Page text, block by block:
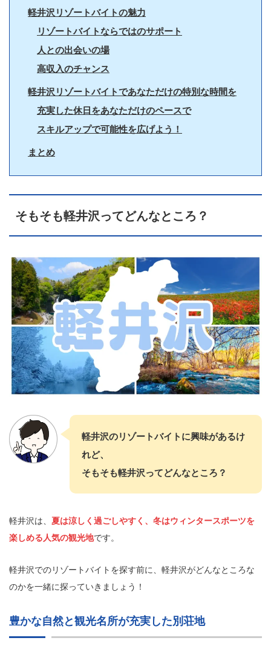
軽井沢リゾートバイトの魅力
リゾートバイトならではのサポート
人との出会いの場
高収入のチャンス
軽井沢リゾートバイトであなただけの特別な時間を
充実した休日をあなただけのペースで
スキルアップで可能性を広げよう！
まとめ
そもそも軽井沢ってどんなところ？
軽井沢のリゾートバイトに興味があるけ
れど、
そもそも軽井沢ってどんなところ？
軽井沢は、 夏は涼しく過ごしやすく、冬はウィンタースポーツを
楽しめる人気の観光地です。
軽井沢でのリゾートバイトを探す前に、軽井沢がどんなところな
のかを一緒に探っていきましょう！
豊かな自然と観光名所が充実した別荘地